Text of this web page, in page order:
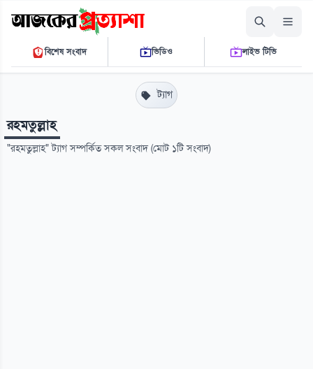
শুক্রবার, ০৭ আগস্ট ২০২৬
০৯:৫২:২৮ এ.এম.THE DAILY AJKER PROTTASHA
বিশেষ সংবাদ ভিডিও লাইভ টিভি
ট্যাগ
রহমতুল্লাহ
"রহমতুল্লাহ" ট্যাগ সম্পর্কিত সকল সংবাদ (মোট ১টি সংবাদ)